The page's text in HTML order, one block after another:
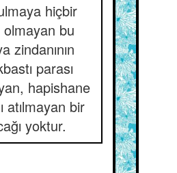
hiçbir
bu
zindanının
parası
hapishane
atılmayan bir
yoktur.